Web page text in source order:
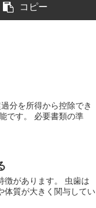
コピー
分を所得から控除でき
です。 必要書類の準
徴があります。 虫歯は
体質が大きく関与してい